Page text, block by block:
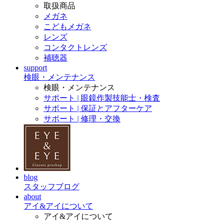
取扱商品
メガネ
こどもメガネ
レンズ
コンタクトレンズ
補聴器
support
検眼・メンテナンス
検眼・メンテナンス
サポート | 眼鏡作製技能士・検査
サポート | 保証とアフターケア
サポート | 修理・交換
blog
スタッフブログ
about
アイ&アイについて
アイ&アイについて